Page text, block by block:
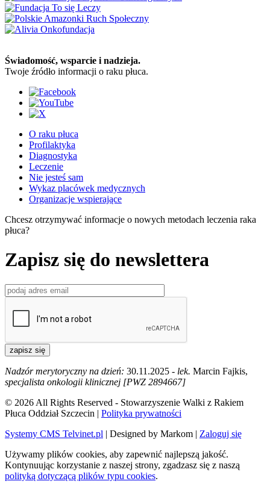
Świadomość, wsparcie i nadzieja.
Twoje źródło informacji o raku płuca.
O raku płuca
Profilaktyka
Diagnostyka
Leczenie
Nie jesteś sam
Wykaz placówek medycznych
Organizacje wspierające
Chcesz otrzymywać informacje o nowych metodach leczenia raka
płuca?
Zapisz się do newslettera
zapisz się
Nadzór merytoryczny na dzień: 30.11.2025 - lek. Marcin Fajkis,
specjalista onkologii klinicznej [PWZ 2894667]
© 2026 All Rights Reserved - Stowarzyszenie Walki z Rakiem
Płuca Oddział Szczecin | Polityka prywatności
Systemy CMS Telvinet.pl | Designed by Markom | Zaloguj się
Używamy plików cookies, aby zapewnić najlepszą jakość.
Kontynuując korzystanie z naszej strony, zgadzasz się z naszą
polityką dotyczącą plików typu cookies.